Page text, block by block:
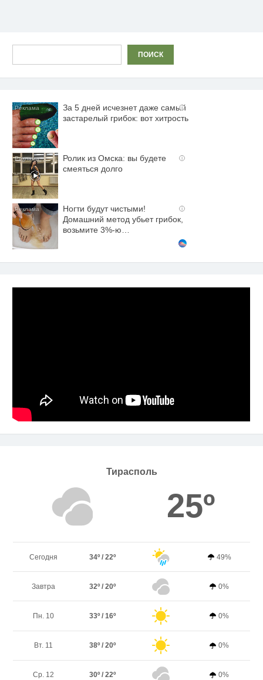
ПОИСК
i
За 5 дней исчезнет даже самый
застарелый грибок: вот хитрость
i
Ролик из Омска: вы будете
смеяться долго
i
Ногти будут чистыми!
Домашний метод убьет грибок,
возьмите 3%-ю…
Тирасполь
25º
Сегодня 34º / 22º 49%
Завтра 32º / 20º 0%
Пн. 10 33º / 16º 0%
Вт. 11 38º / 20º 0%
Ср. 12 30º / 22º 0%